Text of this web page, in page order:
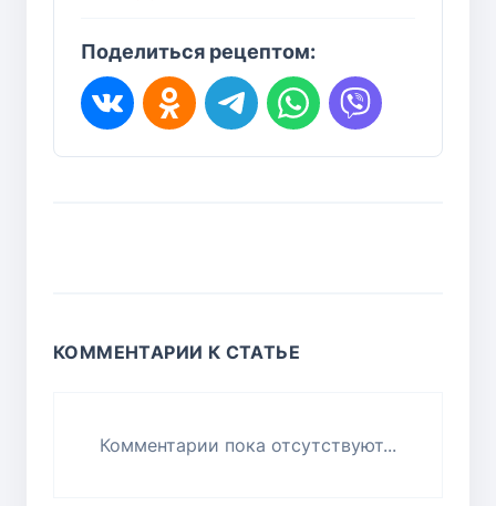
Поделиться рецептом:
КОММЕНТАРИИ К СТАТЬЕ
Комментарии пока отсутствуют...